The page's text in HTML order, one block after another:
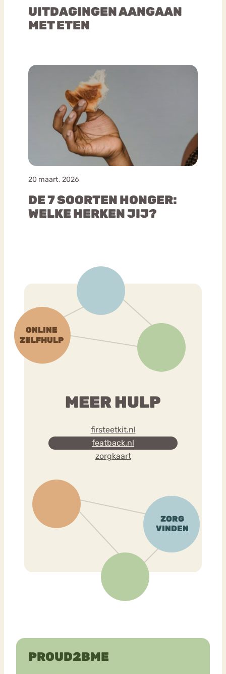
UITDAGINGEN AANGAAN
MET ETEN
20 maart, 2026
DE 7 SOORTEN HONGER:
WELKE HERKEN JIJ?
MEER HULP
firsteetkit.nl
featback.nl
zorgkaart
PROUD2BME